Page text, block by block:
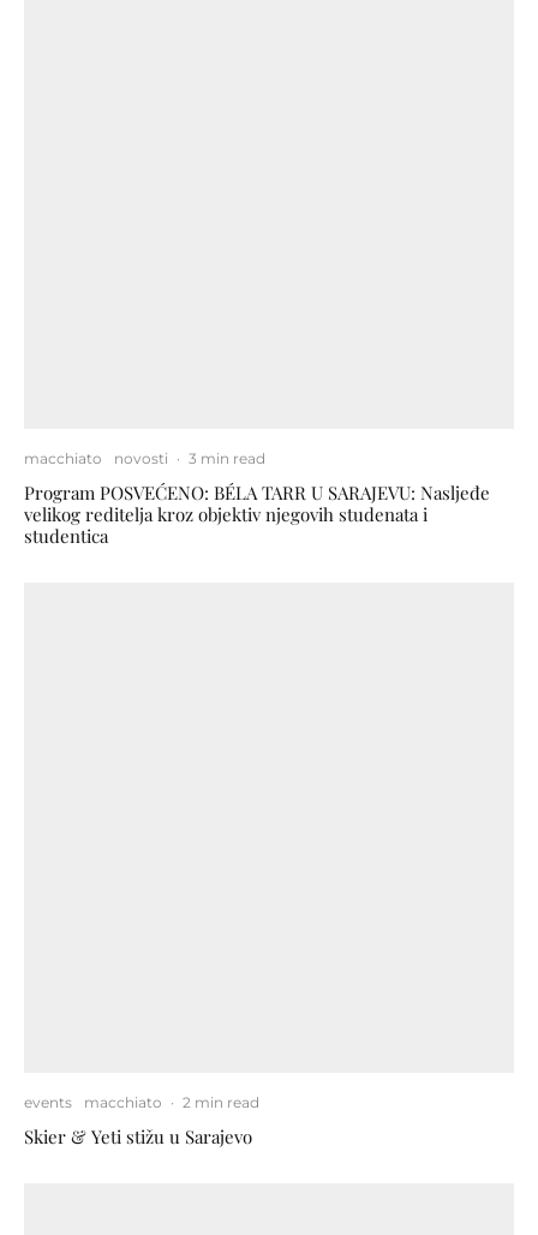
macchiato novosti · 3 min read
Program POSVEĆENO: BÉLA TARR U SARAJEVU: Nasljeđe
velikog reditelja kroz objektiv njegovih studenata i
studentica
events macchiato · 2 min read
Skier & Yeti stižu u Sarajevo